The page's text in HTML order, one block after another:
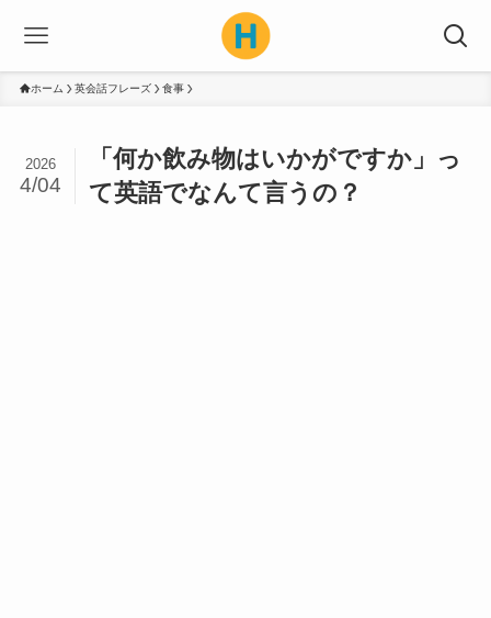
ホーム 英会話フレーズ 食事
「何か飲み物はいかがですか」っ
て英語でなんて言うの？
2026
4/04